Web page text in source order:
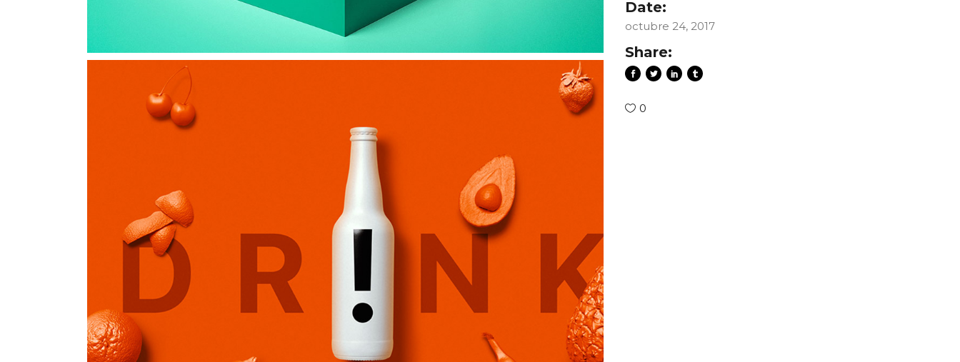
Date:
octubre 24, 2017
Share:
0